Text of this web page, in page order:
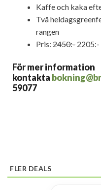
Kaffe och kaka
Två
rangen
Pris: 2450:- 2205:-
För mer information
kontakta
59077
FLER DEALS